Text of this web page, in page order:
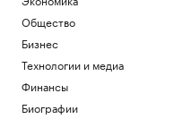
Общество
Бизнес
Технологии и медиа
Финансы
Биографии